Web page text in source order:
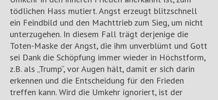
tödlichen Hass mutiert. Angst erzeugt blitzschnell
ein Feindbild und den Machttrieb zum Sieg, um nicht
unterzugehen. In diesem Fall trägt derjenige die
Toten-Maske der Angst, die ihm unverblümt und Gott
sei Dank die Schöpfung immer wieder in Höchstform,
z.B. als „Trump“, vor Augen hält, damit er sich darin
erkennen und die Entscheidung für den Frieden
treffen kann. Wird die Umkehr ignoriert, ist der